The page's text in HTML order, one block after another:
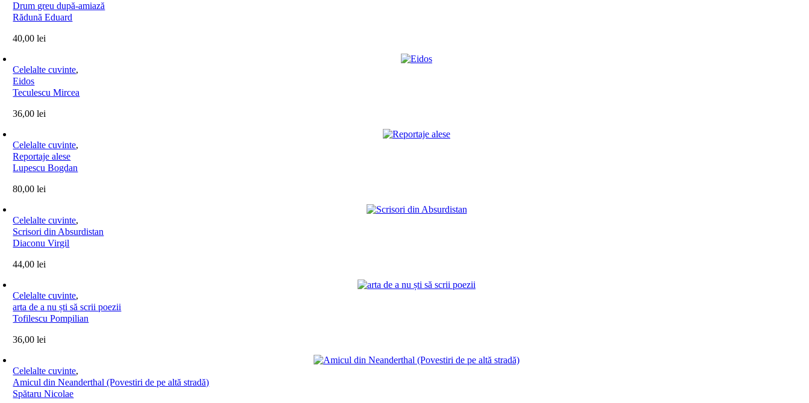
Drum greu după-amiază
Rădună Eduard
40,00lei
Celelalte cuvinte,
Eidos
Teculescu Mircea
36,00lei
Celelalte cuvinte,
Reportaje alese
Lupescu Bogdan
80,00lei
Celelalte cuvinte,
Scrisori din Absurdistan
Diaconu Virgil
44,00lei
Celelalte cuvinte,
arta de a nu ști să scrii poezii
Tofilescu Pompilian
36,00lei
Celelalte cuvinte,
Amicul din Neanderthal (Povestiri de pe altă stradă)
Spătaru Nicolae